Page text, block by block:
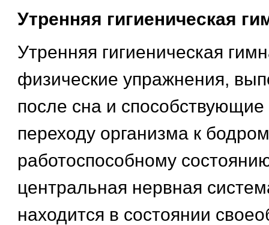
Утренняя гигиеническая
Утренняя гигиеническая
физические упражнения,
после сна и
переходу организма к
работоспособному
центральная нервная
находится в состоянии